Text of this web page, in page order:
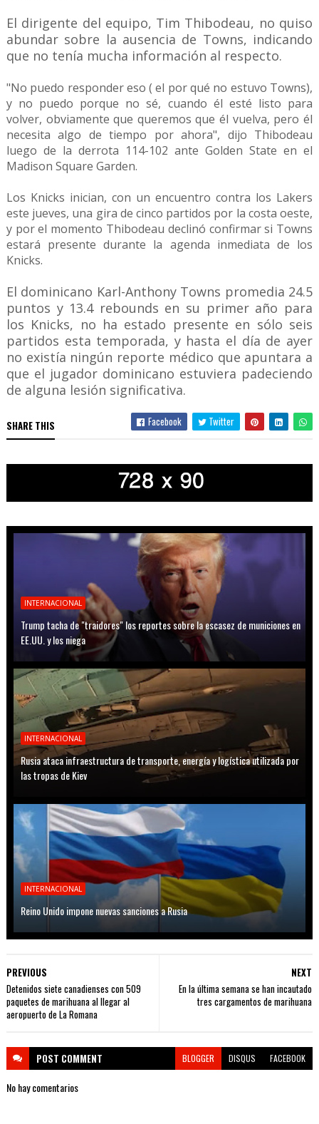
El dirigente del equipo, Tim Thibodeau, no quiso
abundar sobre la ausencia de Towns, indicando
que no tenía mucha información al respecto.
"No puedo responder eso ( el por qué no estuvo Towns),
y no puedo porque no sé, cuando él esté listo para
volver, obviamente que queremos que él vuelva, pero él
necesita algo de tiempo por ahora", dijo Thibodeau
luego de la derrota 114-102 ante Golden State en el
Madison Square Garden.
Los Knicks inician, con un encuentro contra los Lakers
este jueves, una gira de cinco partidos por la costa oeste,
y por el momento Thibodeau declinó confirmar si Towns
estará presente durante la agenda inmediata de los
Knicks.
El dominicano Karl-Anthony Towns promedia 24.5
puntos y 13.4 rebounds en su primer año para
los Knicks, no ha estado presente en sólo seis
partidos esta temporada, y hasta el día de ayer
no existía ningún reporte médico que apuntara a
que el jugador dominicano estuviera padeciendo
de alguna lesión significativa.
SHARE THIS Facebook Twitter
INTERNACIONAL
Trump tacha de "traidores" los reportes sobre la escasez de municiones en
EE.UU. y los niega
INTERNACIONAL
Rusia ataca infraestructura de transporte, energía y logística utilizada por
las tropas de Kiev
INTERNACIONAL
Reino Unido impone nuevas sanciones a Rusia
NEXT
En la última semana se han incautado
tres cargamentos de marihuana
PREVIOUS
Detenidos siete canadienses con 509
paquetes de marihuana al llegar al
aeropuerto de La Romana
POST COMMENT BLOGGER DISQUS FACEBOOK
No hay comentarios